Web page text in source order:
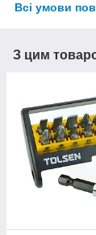
Всі умови
З цим